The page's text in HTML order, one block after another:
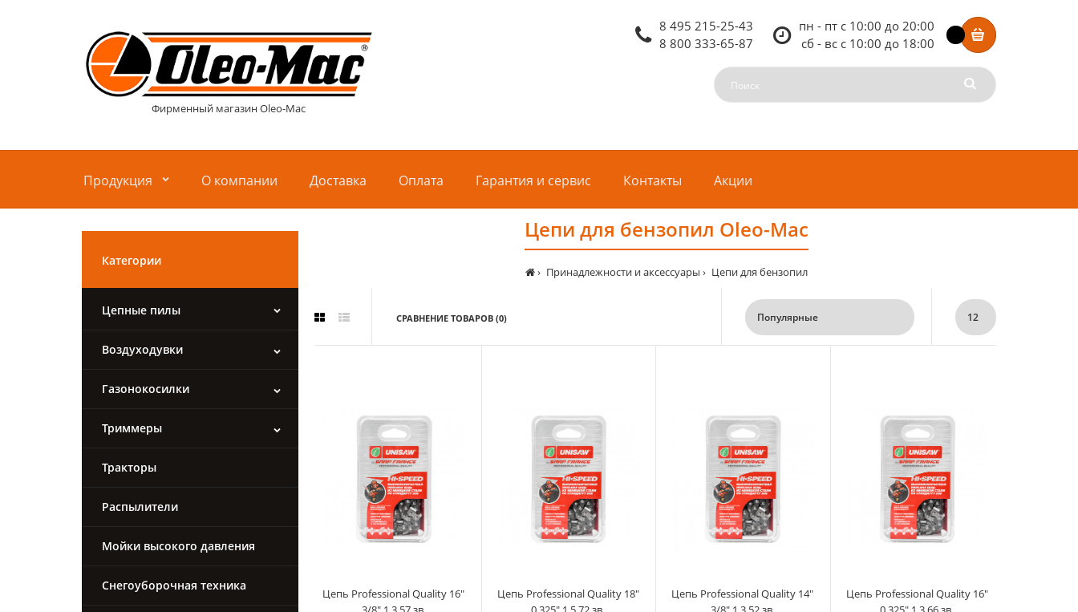
Фирменный магазин Oleo-Mac
8 495 215-25-43
8 800 333-65-87
пн - пт c 10:00 до 20:00
сб - вс c 10:00 до 18:00
Продукция О компании Доставка Оплата Гарантия и сервис Контакты Акции
Цепи для бензопил Oleo-Mac
Принадлежности и аксессуары Цепи для бензопил
Категории
Цепные пилы
Воздуходувки
Газонокосилки
Триммеры
Тракторы
Распылители
Мойки высокого давления
Снегоуборочная техника
СРАВНЕНИЕ ТОВАРОВ (0)
3/8" 1,3 57 зв.
1450 р.
Цепь Professional Quality - скоростная
низкопрофильная цепь. Пре...
Цепь Professional Quality 16"
Цепь Professional Quality 18"
Цепь Professional Quality 14"
Цепь Professional Quality 16"